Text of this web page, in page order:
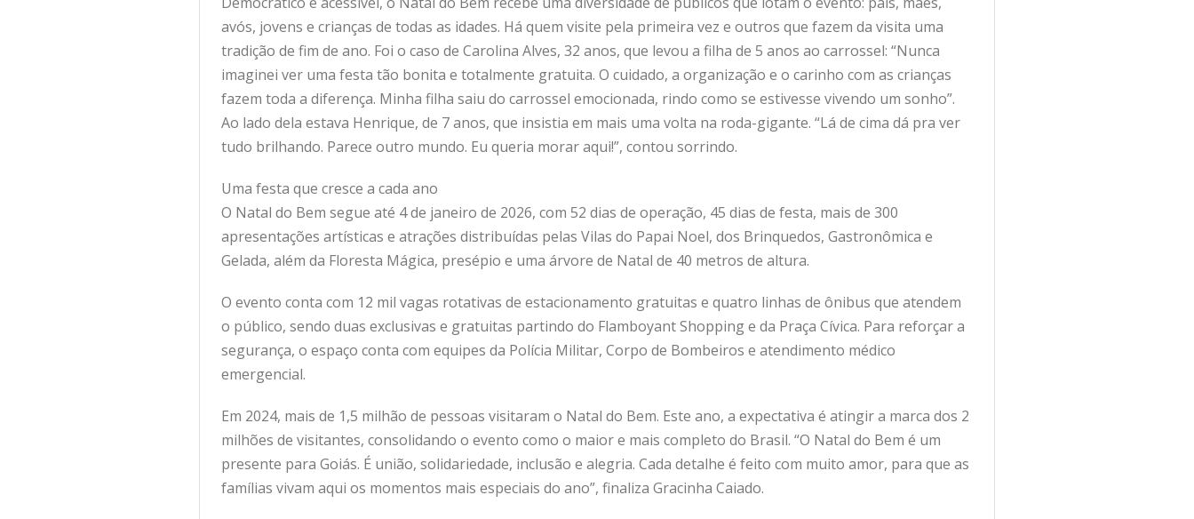
avós, jovens e crianças de todas as idades. Há quem visite pela primeira vez e outros que fazem da visita uma
tradição de fim de ano. Foi o caso de Carolina Alves, 32 anos, que levou a filha de 5 anos ao carrossel: “Nunca
imaginei ver uma festa tão bonita e totalmente gratuita. O cuidado, a organização e o carinho com as crianças
fazem toda a diferença. Minha filha saiu do carrossel emocionada, rindo como se estivesse vivendo um sonho”.
Ao lado dela estava Henrique, de 7 anos, que insistia em mais uma volta na roda-gigante. “Lá de cima dá pra ver
tudo brilhando. Parece outro mundo. Eu queria morar aqui!”, contou sorrindo.
Uma festa que cresce a cada ano
O Natal do Bem segue até 4 de janeiro de 2026, com 52 dias de operação, 45 dias de festa, mais de 300
apresentações artísticas e atrações distribuídas pelas Vilas do Papai Noel, dos Brinquedos, Gastronômica e
Gelada, além da Floresta Mágica, presépio e uma árvore de Natal de 40 metros de altura.
O evento conta com 12 mil vagas rotativas de estacionamento gratuitas e quatro linhas de ônibus que atendem
o público, sendo duas exclusivas e gratuitas partindo do Flamboyant Shopping e da Praça Cívica. Para reforçar a
segurança, o espaço conta com equipes da Polícia Militar, Corpo de Bombeiros e atendimento médico
emergencial.
Em 2024, mais de 1,5 milhão de pessoas visitaram o Natal do Bem. Este ano, a expectativa é atingir a marca dos 2
milhões de visitantes, consolidando o evento como o maior e mais completo do Brasil. “O Natal do Bem é um
presente para Goiás. É união, solidariedade, inclusão e alegria. Cada detalhe é feito com muito amor, para que as
famílias vivam aqui os momentos mais especiais do ano”, finaliza Gracinha Caiado.